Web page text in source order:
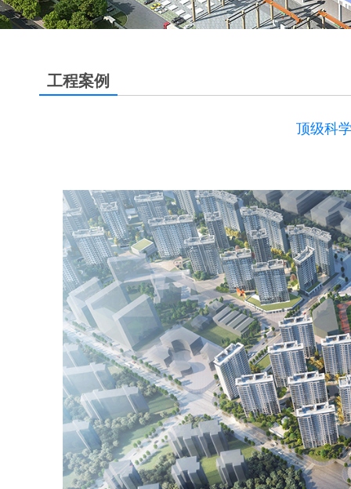
工程案例
顶级科